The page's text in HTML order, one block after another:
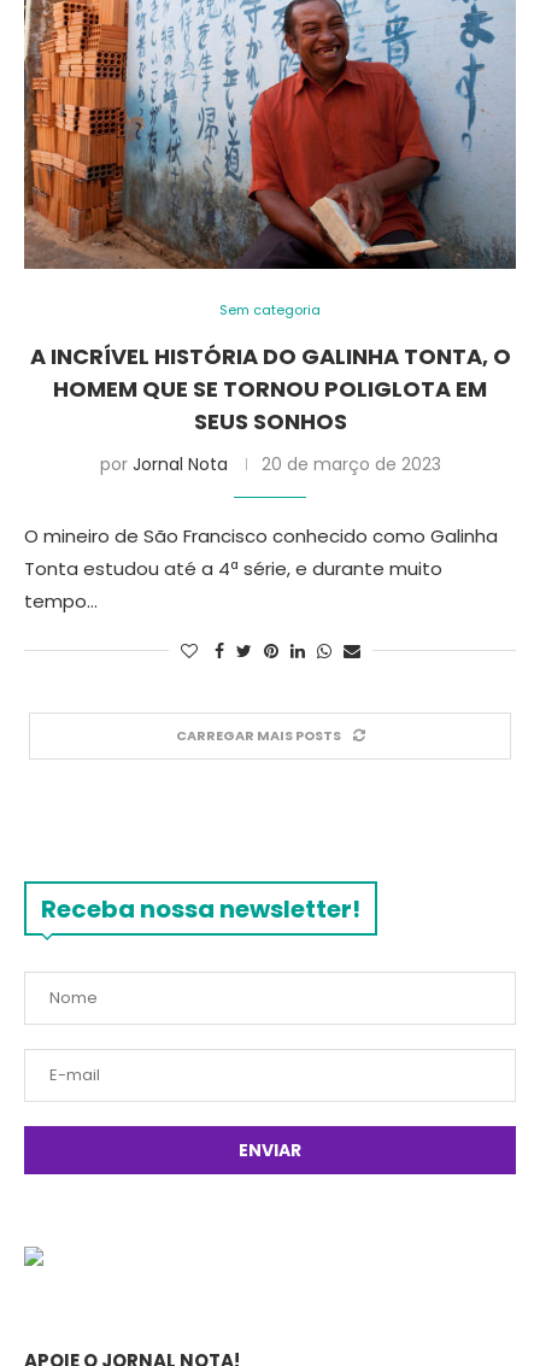
Sem categoria
A INCRÍVEL HISTÓRIA DO GALINHA TONTA, O
HOMEM QUE SE TORNOU POLIGLOTA EM
SEUS SONHOS
por Jornal Nota 20 de março de 2023
O mineiro de São Francisco conhecido como Galinha
Tonta estudou até a 4ª série, e durante muito
tempo…
CARREGAR MAIS POSTS
Receba nossa newsletter!
APOIE O JORNAL NOTA!